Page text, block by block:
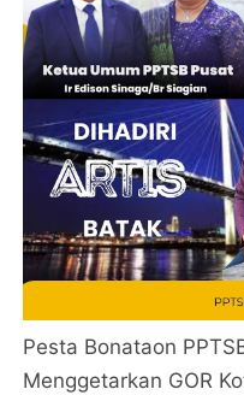
Pesta Bonataon
Menggetarkan GOR